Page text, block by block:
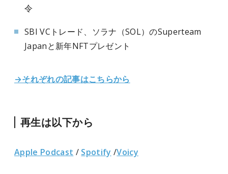
令
SBI VCトレード、ソラナ（SOL）のSuperteam
Japanと新年NFTプレゼント
→それぞれの記事はこちらから
再生は以下から
Apple Podcast / Spotify /Voicy